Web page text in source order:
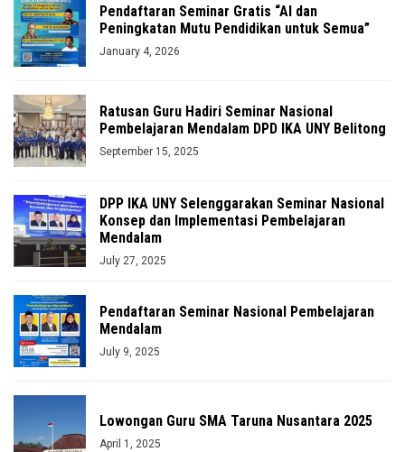
Pendaftaran Seminar Gratis “AI dan
Peningkatan Mutu Pendidikan untuk Semua”
January 4, 2026
Ratusan Guru Hadiri Seminar Nasional
Pembelajaran Mendalam DPD IKA UNY Belitong
September 15, 2025
DPP IKA UNY Selenggarakan Seminar Nasional
Konsep dan Implementasi Pembelajaran
Mendalam
July 27, 2025
Pendaftaran Seminar Nasional Pembelajaran
Mendalam
July 9, 2025
Lowongan Guru SMA Taruna Nusantara 2025
April 1, 2025